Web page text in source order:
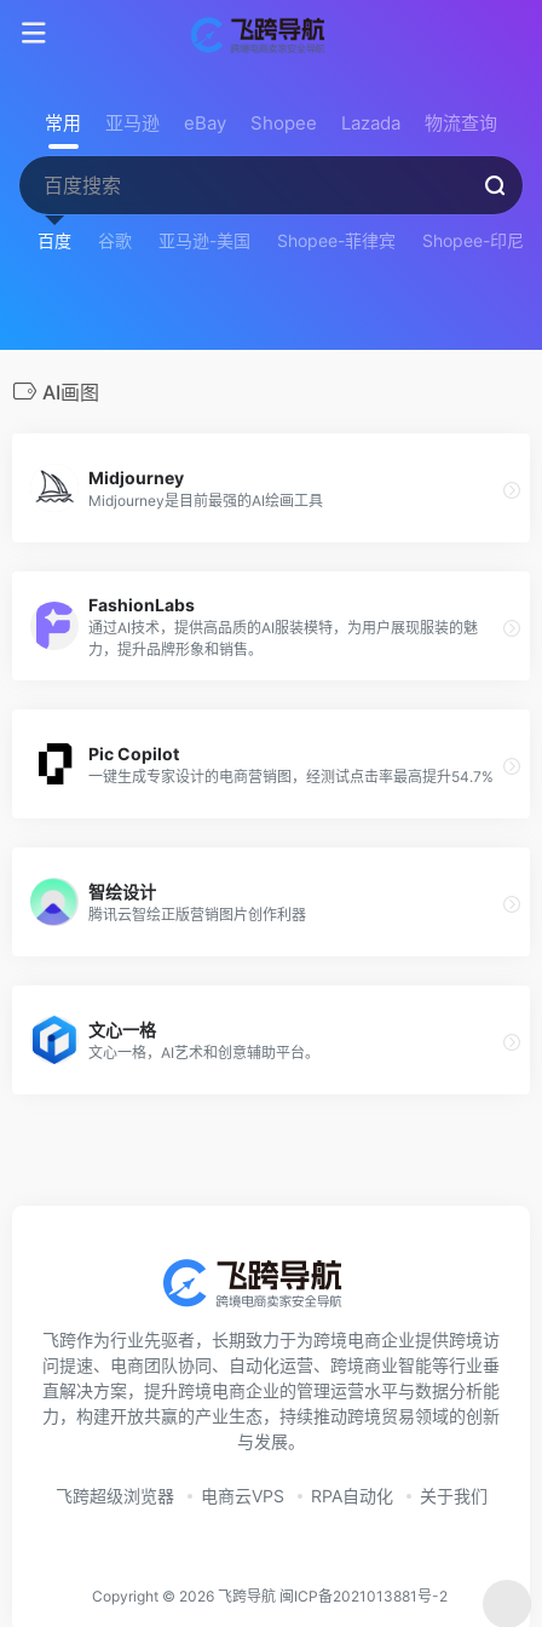
常用 亚马逊 eBay Shopee Lazada 物流查询
百度 谷歌 亚马逊-美国 Shopee-菲律宾 Shopee-印尼
AI画图
Midjourney
Midjourney是目前最强的AI绘画工具
FashionLabs
通过AI技术，提供高品质的AI服装模特，为用户展现服装的魅
力，提升品牌形象和销售。
Pic Copilot
一键生成专家设计的电商营销图，经测试点击率最高提升54.7%
智绘设计
腾讯云智绘正版营销图片创作利器
文心一格
文心一格，AI艺术和创意辅助平台。
飞跨作为行业先驱者，长期致力于为跨境电商企业提供跨境访
问提速、电商团队协同、自动化运营、跨境商业智能等行业垂
直解决方案，提升跨境电商企业的管理运营水平与数据分析能
力，构建开放共赢的产业生态，持续推动跨境贸易领域的创新
与发展。
飞跨超级浏览器 电商云VPS RPA自动化 关于我们
Copyright © 2026 飞跨导航 闽ICP备2021013881号-2